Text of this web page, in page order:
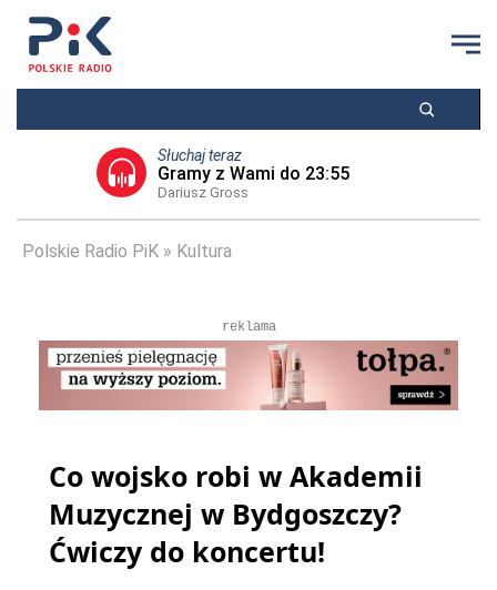
Słuchaj teraz
Gramy z Wami do 23:55
Dariusz Gross
Polskie Radio PiK Kultura
reklama
Co wojsko robi w Akademii
Muzycznej w Bydgoszczy?
Ćwiczy do koncertu!